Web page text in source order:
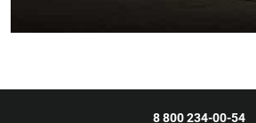
8 800 234-00-54